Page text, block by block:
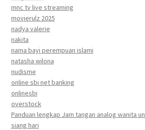
mnc tv live streaming
movierulz 2025
nadya valerie
nakita
nama bayi perempuan islami
natasha wilona
nudisme
online sbi net banking
onlinesbi
overstock
Panduan lengkap Jam tangan analog wanita
siang hari